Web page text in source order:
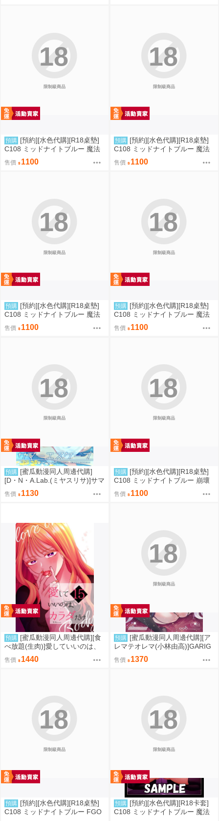
限制級商品
18
預購 [預約][水色代購][R18桌墊]
C108 ミッドナイトブルー 魔法
少女 伊莉雅&克洛伊&美遊 翹臀
售價 1100
限制級商品
18
預購 [預約][水色代購][R18桌墊]
C108 ミッドナイトブルー 魔法
少女 伊莉雅&克洛伊&美遊 背後
位
售價 1100
限制級商品
18
預購 [預約][水色代購][R18桌墊]
C108 ミッドナイトブルー 魔法
少女 伊莉雅&克洛伊&美遊 服從
售價 1100
限制級商品
18
預購 [預約][水色代購][R18桌墊]
C108 ミッドナイトブルー 魔法
少女 伊莉雅&克洛伊 M字腿
售價 1100
限制級商品
18
預購 [蜜瓜動漫同人周邊代購]
[D・N・A.Lab.(ミヤスリサ)]サマ
ーエスケープ【A5アクリルフィ
ギュア】(A5壓克力立牌特典版)
售價 1130
限制級商品
18
預購 [預約][水色代購][R18桌墊]
C108 ミッドナイトブルー 崩壞
星穹鐵道 火花 誘惑
售價 1100
預購 [蜜瓜動漫同人周邊代購][食
べ放題(生肉)]愛していいのは、
カラダだけ15【A5アクリルスタ
ンド】(A5壓克力立牌特典版)(同
售價 1440
限制級商品
18
預購 [蜜瓜動漫同人周邊代購][ア
レマテオレマ(小林由高)]GARIG
ARI145【A5アクリルスタンド】
(蔚藍檔案)(A5壓克力立牌特典版)
售價 1370
限制級商品
18
預購 [預約][水色代購][R18桌墊]
C108 ミッドナイトブルー FGO
限制級商品
18
預購 [預約][水色代購][R18卡套]
C108 ミッドナイトブルー 魔法